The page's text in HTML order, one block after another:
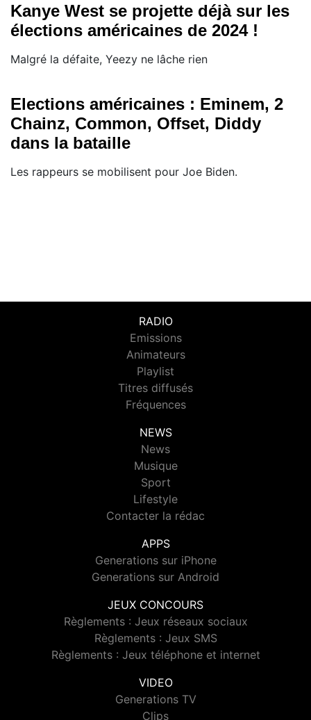
Kanye West se projette déjà sur les
élections américaines de 2024 !
Malgré la défaite, Yeezy ne lâche rien
Elections américaines : Eminem, 2
Chainz, Common, Offset, Diddy
dans la bataille
Les rappeurs se mobilisent pour Joe Biden.
RADIO
Emissions
Animateurs
Playlist
Titres diffusés
Fréquences
NEWS
News
Musique
Sport
Lifestyle
Contacter la rédac
APPS
Generations sur iPhone
Generations sur Android
JEUX CONCOURS
Règlements : Jeux réseaux sociaux
Règlements : Jeux SMS
Règlements : Jeux téléphone et internet
VIDEO
Generations TV
Clips